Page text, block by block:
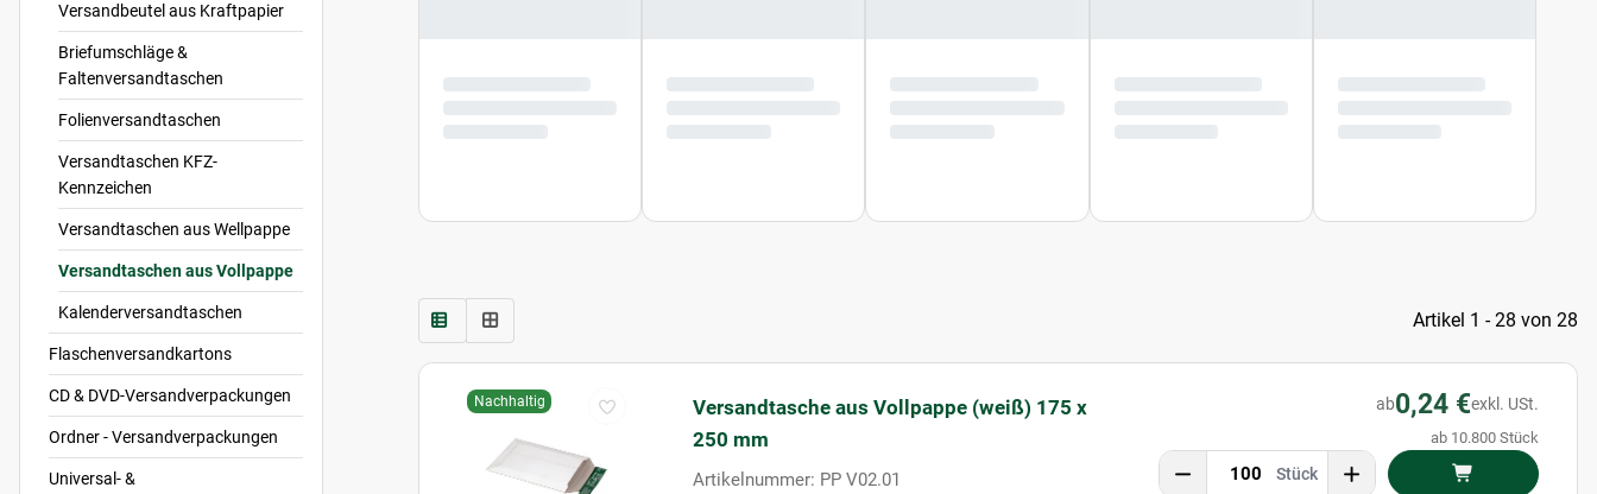
Artikel 1 - 28 von 28
Nachhaltig
Versandtasche aus Vollpappe (weiß) 175 x
250 mm
Artikelnummer: PP V02.01
ab0,24 €exkl. USt.
ab 10.800 Stück
Stück
Versandbeutel aus Kraftpapier
Briefumschläge &
Faltenversandtaschen
Folienversandtaschen
Versandtaschen KFZ-
Kennzeichen
Versandtaschen aus Wellpappe
Versandtaschen aus Vollpappe
Kalenderversandtaschen
Flaschenversandkartons
CD & DVD-Versandverpackungen
Ordner - Versandverpackungen
Universal- &